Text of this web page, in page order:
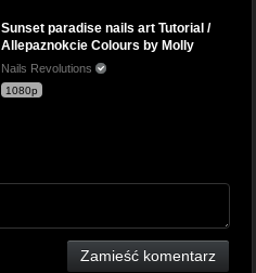
Sunset paradise nails art Tutorial /
Allepaznokcie Colours by Molly
Nails Revolutions
1080p
Zamieść komentarz